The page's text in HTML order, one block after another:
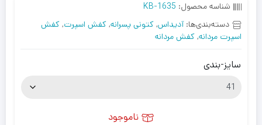
شناسه محصول: KB-1635
دسته‌بندی‌ها:آدیداس, کتونی پسرانه, کفش اسپرت, کفش
اسپرت مردانه, کفش مردانه
سایز-بندی
ناموجود